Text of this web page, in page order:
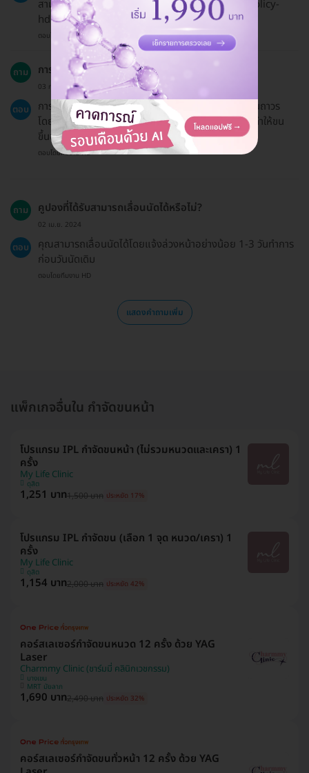
สามารถอ่านได้ที่ https://hdmall.co.th/c/refund-policy-
hdmall
ตอบโดยทีมงาน HD
ถาม การกำจัดขนเคราด้วยเลเซอร์ Pro-YAG คืออะไร?
03 ก.ค. 2024
ตอบ
การกำจัดขนเคราด้วยเลเซอร์ Pro-YAG เป็นวิธีการลบขนถาวร
โดยใช้เลเซอร์ที่มีพลังงานสูงเพื่อทำลายเซลล์ที่ผลิตขน ทำให้ขน
ขึ้นช้าลงและบางลงเมื่อทำซ้ำหลายครั้งตามที่แนะนำ
ตอบโดยทีมงาน HD
ถาม คูปองที่ได้รับสามารถเลื่อนนัดได้หรือไม่?
02 เม.ย. 2024
ตอบ
คุณสามารถเลื่อนนัดได้โดยแจ้งล่วงหน้าอย่างน้อย 1-3 วันทำการ
ก่อนวันนัดเดิม
ตอบโดยทีมงาน HD
แสดงคำถามเพิ่ม
แพ็กเกจอื่นใน กำจัดขนหน้า
โปรแกรม IPL กำจัดขนหน้า (ไม่รวมหนวดและเครา) 1
ครั้ง
My Life Clinic
ดุสิต
1,251 บาท1,500 บาท ประหยัด 17%
โปรแกรม IPL กำจัดขน (เลือก 1 จุด หนวด/เครา) 1
ครั้ง
My Life Clinic
ดุสิต
1,154 บาท2,000 บาท ประหยัด 42%
คอร์สเลเซอร์กำจัดขนหนวด 12 ครั้ง ด้วย YAG
Laser
Charmmy Clinic (ชาร์มมี่ คลินิกเวชกรรม)
บางเขน
MRT มัยลาภ
1,690 บาท2,490 บาท ประหยัด 32%
คอร์สเลเซอร์กำจัดขนทั่วหน้า 12 ครั้ง ด้วย YAG